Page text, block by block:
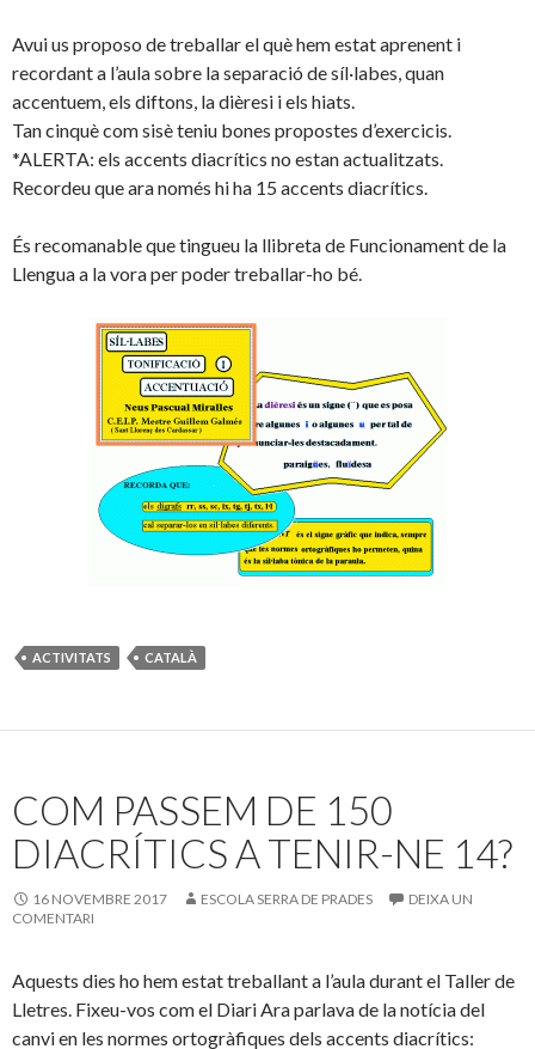
Avui us proposo de treballar el què hem estat aprenent i
recordant a l’aula sobre la separació de síl·labes, quan
accentuem, els diftons, la dièresi i els hiats.
Tan cinquè com sisè teniu bones propostes d’exercicis.
*ALERTA: els accents diacrítics no estan actualitzats.
Recordeu que ara només hi ha 15 accents diacrítics.
És recomanable que tingueu la llibreta de Funcionament de la
Llengua a la vora per poder treballar-ho bé.
ACTIVITATS CATALÀ
COM PASSEM DE 150
DIACRÍTICS A TENIR-NE 14?
16 NOVEMBRE 2017 ESCOLA SERRA DE PRADES
DEIXA UN
COMENTARI
Aquests dies ho hem estat treballant a l’aula durant el Taller de
Lletres. Fixeu-vos com el Diari Ara parlava de la notícia del
canvi en les normes ortogràfiques dels accents diacrítics: